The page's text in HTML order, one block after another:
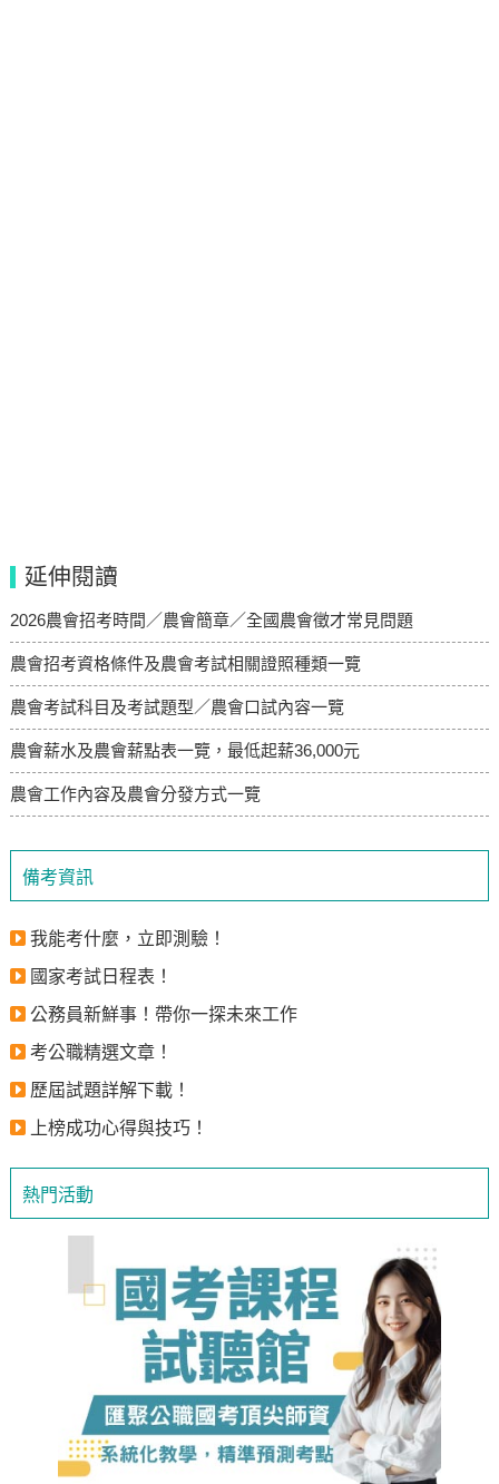
備考資訊
我能考什麼，立即測驗！
國家考試日程表！
公務員新鮮事！帶你一探未來工作
考公職精選文章！
歷屆試題詳解下載！
上榜成功心得與技巧！
熱門活動
延伸閱讀
2026農會招考時間／農會簡章／全國農會徵才常見問題
農會招考資格條件及農會考試相關證照種類一覽
農會考試科目及考試題型／農會口試內容一覽
農會薪水及農會薪點表一覽，最低起薪36,000元
農會工作內容及農會分發方式一覽